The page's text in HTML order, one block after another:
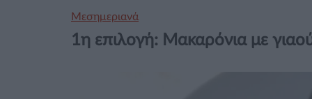
Μεσημεριανά
1η επιλογή: Μακαρόνια με